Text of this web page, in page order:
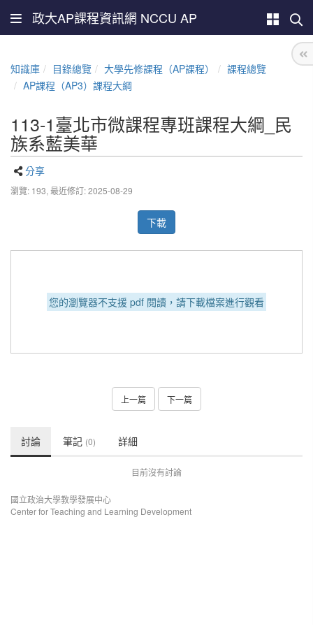
政大AP課程資訊網 NCCU AP
知識庫 目錄總覽 大學先修課程（AP課程）
課程總覽
AP課程（AP3）課程大綱
113-1臺北市微課程專班課程大綱_民
族系藍美華
分享
瀏覽: 193, 最近修訂: 2025-08-29
下載
您的瀏覽器不支援 pdf 閱讀，請下載檔案進行觀看
上一篇 下一篇
討論 筆記 (0) 詳細
目前沒有討論
國立政治大學教學發展中心
Center for Teaching and Learning Development